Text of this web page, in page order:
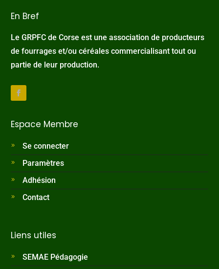
En Bref
Le GRPFC de Corse est une association de producteurs
de fourrages et/ou céréales commercialisant tout ou
partie de leur production.
Espace Membre
Se connecter
Paramètres
Adhésion
Contact
Liens utiles
SEMAE Pédagogie